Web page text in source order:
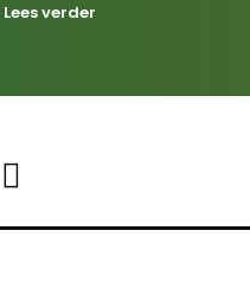
Lees verder